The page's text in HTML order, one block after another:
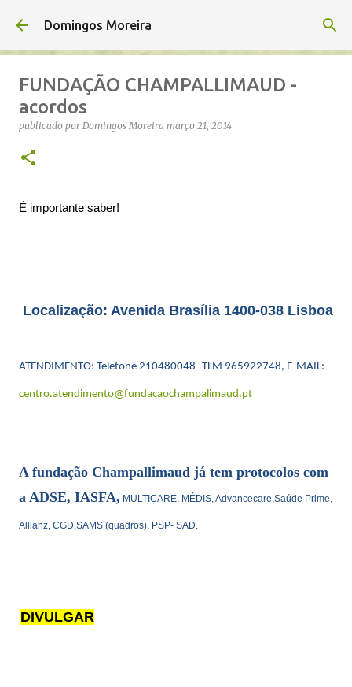
Avançar para o conteúdo principal
Domingos Moreira
FUNDAÇÃO CHAMPALLIMAUD -
acordos
publicado por Domingos Moreira março 21, 2014
É importante saber!
Localização: Avenida Brasília 1400-038 Lisboa
ATENDIMENTO: Telefone 210480048- TLM 965922748, E-MAIL:
centro.atendimento@fundacaochampalimaud.pt
A fundação Champallimaud já tem protocolos com
a ADSE, IASFA, MULTICARE, MÉDIS, Advancecare,Saúde Prime,
Allianz, CGD,SAMS (quadros), PSP- SAD.
DIVULGAR